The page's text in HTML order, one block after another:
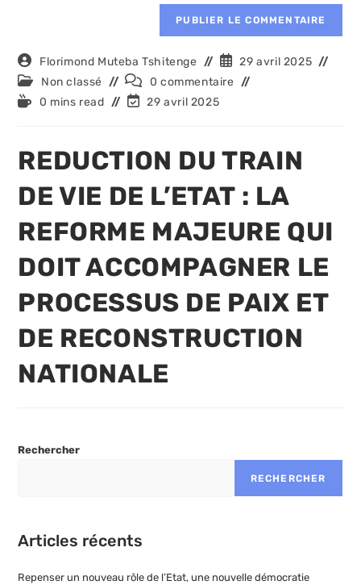
Auteur/autrice
de
la
publication :
Florimond Muteba Tshitenge
Publication
publiée :
29 avril 2025
Post
category:
Non classé
Commentaires
de
la
0 commentaire
Temps0 mins read
Dernière
publication :
29 avril 2025
REDUCTION DU TRAIN
DE VIE DE L’ETAT : LA
REFORME MAJEURE QUI
DOIT ACCOMPAGNER LE
PROCESSUS DE PAIX ET
DE RECONSTRUCTION
NATIONALE
Rechercher
RECHERCHER
Articles récents
Repenser un nouveau rôle de l’Etat, une nouvelle démocratie